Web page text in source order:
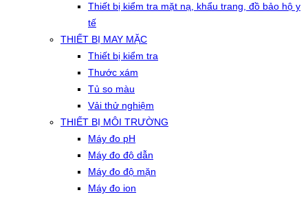
Thiết bị kiểm tra mặt nạ, khẩu trang, đồ bảo hộ y
tế
THIẾT BỊ MAY MẶC
Thiết bị kiểm tra
Thước xám
Tủ so màu
Vải thử nghiệm
THIẾT BỊ MÔI TRƯỜNG
Máy đo pH
Máy đo độ dẫn
Máy đo độ mặn
Máy đo ion